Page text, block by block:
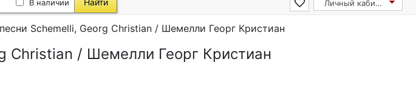
В наличии Найти Личный кабинет
Schemelli, Georg Christian / Шемелли Георг Кристиан
Christian / Шемелли Георг Кристиан